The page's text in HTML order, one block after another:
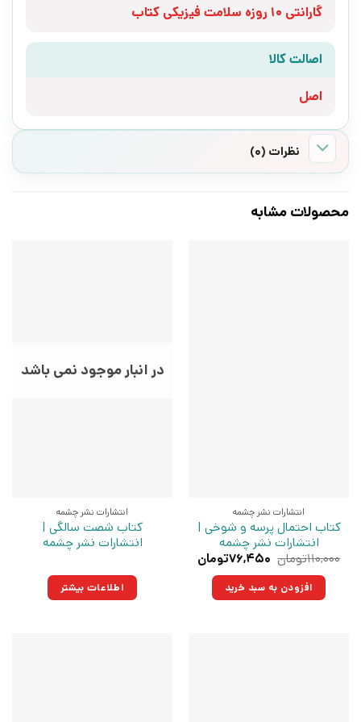
گارانتی 10 روزه سلامت فیزیکی کتاب
اصالت کالا
اصل
نظرات (0)
محصولات مشابه
انتشارات نشر چشمه
کتاب احتمال پرسه و شوخی |
انتشارات نشر چشمه
۱۱۰,۰۰۰تومان قیمت
۱۱۰,۰۰۰تومان
بود.
۷۶,۴۵۰تومان
افزودن به سبد خرید
در انبار موجود نمی باشد
انتشارات نشر چشمه
کتاب شصت سالگی |
انتشارات نشر چشمه
اطلاعات بیشتر